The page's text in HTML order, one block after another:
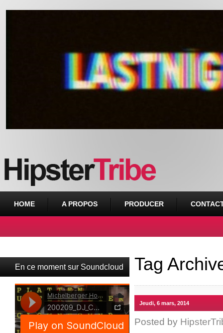
HOME A PROPOS PRODUCER
En ce moment sur Soundcloud Tag
Jeudi, 6 mars, 2014
Posted by